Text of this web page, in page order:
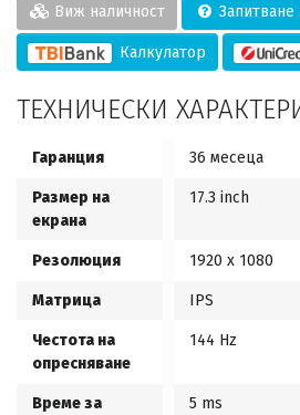
Виж наличност Запитване
Калкулатор
ТЕХНИЧЕСКИ
Гаранция 36 месеца
Размер на
екрана
17.3 inch
Резолюция 1920 x 1080
Матрица IPS
Честота на
опресняване
144 Hz
Време за
5 ms